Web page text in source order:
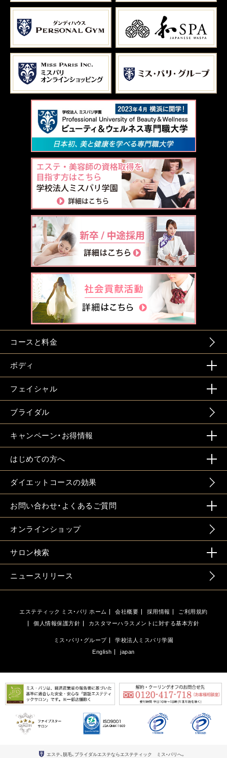
コースと料金
ボディ
フェイシャル
ブライダル
キャンペーン・お得情報
はじめての方へ
ダイエットコースの効果
お問い合わせ・よくあるご質問
オンラインショップ
サロン検索
ニュースリリース
エステティック ミス・パリ ホーム 会社概要 採用情報
ご利用規約
個人情報保護方針
カスタマーハラスメントに対する基本方針
ミス・パリ・グループ
学校法人ミスパリ学園
English
japan
エステ、脱毛、ブライダルエステならエステティック ミス・パリへ。